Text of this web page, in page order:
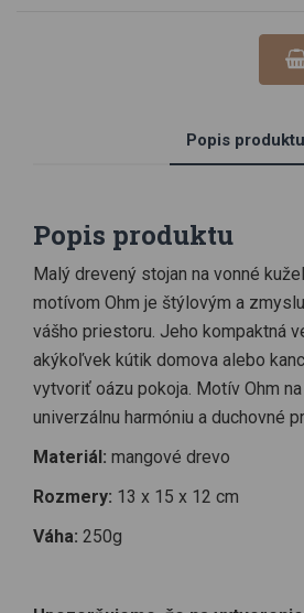
Popis produktu
Popis produktu
Malý drevený stojan na vonné
motívom Ohm je štýlovým a
vášho priestoru. Jeho kompaktná
akýkoľvek kútik domova alebo
vytvoriť oázu pokoja. Motív Ohm
univerzálnu harmóniu a duchovné
Materiál: mangové drevo
Rozmery: 13 x 15 x 12 cm
Váha: 250g